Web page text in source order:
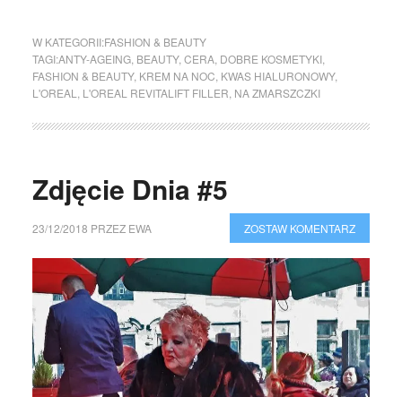
W KATEGORII:FASHION & BEAUTY
TAGI:ANTY-AGEING, BEAUTY, CERA, DOBRE KOSMETYKI,
FASHION & BEAUTY, KREM NA NOC KWAS HIALURONOWY,
L'OREAL
L'OREAL REVITALIFT FILLER NA ZMARSZCZKI
Zdjęcie Dnia #5
23/12/2018 PRZEZ EWA ZOSTAW KOMENTARZ